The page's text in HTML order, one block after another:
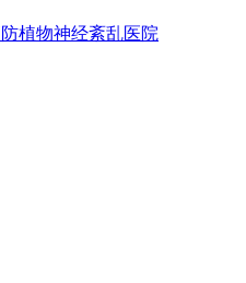
植物神经紊乱医院